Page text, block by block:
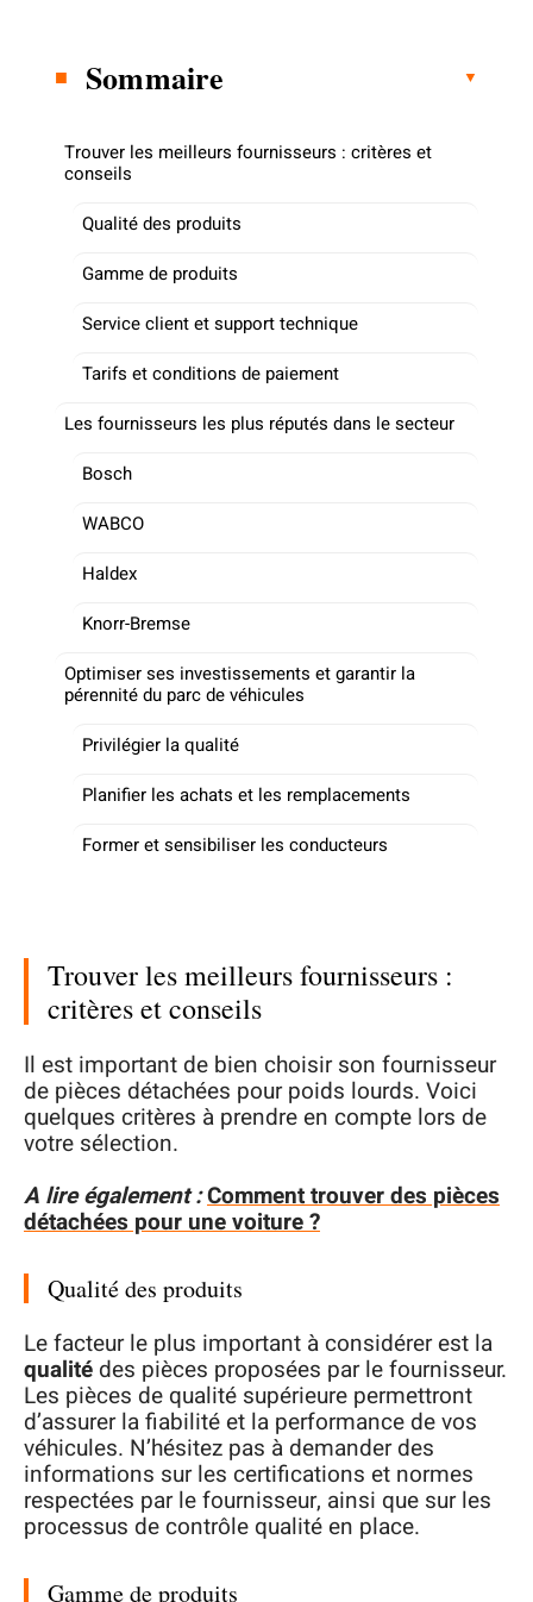
Sommaire
Trouver les meilleurs fournisseurs : critères et
conseils
Qualité des produits
Gamme de produits
Service client et support technique
Tarifs et conditions de paiement
Les fournisseurs les plus réputés dans le secteur
Bosch
WABCO
Haldex
Knorr-Bremse
Optimiser ses investissements et garantir la
pérennité du parc de véhicules
Privilégier la qualité
Planifier les achats et les remplacements
Former et sensibiliser les conducteurs
Trouver les meilleurs fournisseurs :
critères et conseils
Il est important de bien choisir son fournisseur
de pièces détachées pour poids lourds. Voici
quelques critères à prendre en compte lors de
votre sélection.
A lire également :Comment trouver des pièces
détachées pour une voiture ?
Qualité des produits
Le facteur le plus important à considérer est la
qualité des pièces proposées par le fournisseur.
Les pièces de qualité supérieure permettront
d’assurer la fiabilité et la performance de vos
véhicules. N’hésitez pas à demander des
informations sur les certifications et normes
respectées par le fournisseur, ainsi que sur les
processus de contrôle qualité en place.
Gamme de produits